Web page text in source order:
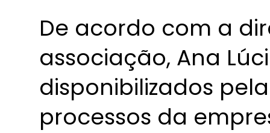
De acordo com a
associação, Ana
disponibilizados
processos da